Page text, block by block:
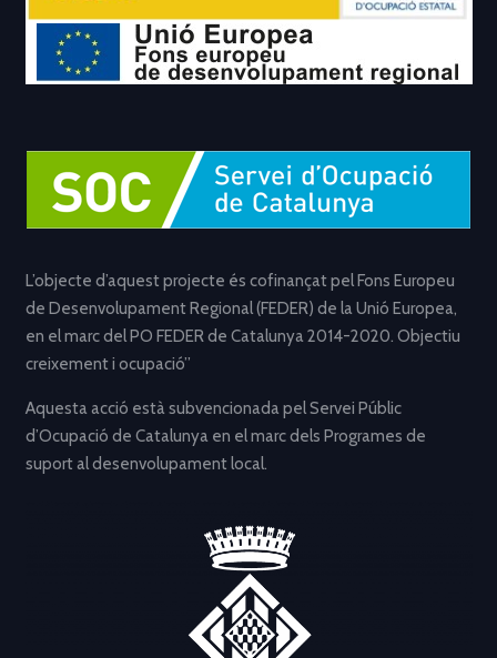
L’objecte d’aquest projecte és cofinançat pel Fons Europeu
de Desenvolupament Regional (FEDER) de la Unió Europea,
en el marc del PO FEDER de Catalunya 2014-2020. Objectiu
creixement i ocupació”
Aquesta acció està subvencionada pel Servei Públic
d’Ocupació de Catalunya en el marc dels Programes de
suport al desenvolupament local.